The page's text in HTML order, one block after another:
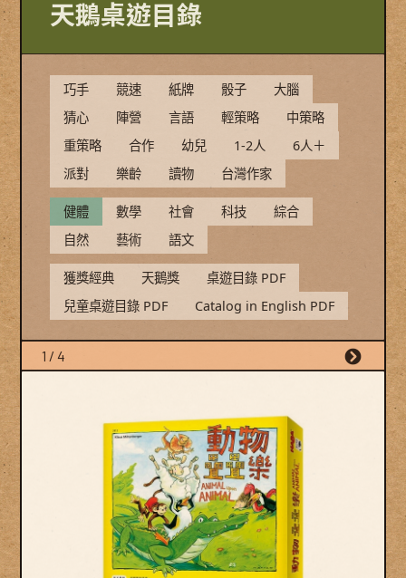
天鵝桌遊目錄
巧手 競速 紙牌 骰子
大腦
猜心
陣營 言語 輕策略
中策略
重策略
合作 幼兒 1-2人
6人＋
派對
樂齡 讀物 台灣作家
健體 數學 社會 科技
綜合
自然
藝術 語文
獲獎經典 天鵝獎
桌遊目錄 PDF
兒童桌遊目錄 PDF
Catalog in English PDF
1 / 4